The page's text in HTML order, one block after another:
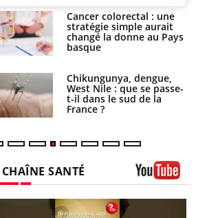
Cancer colorectal : une
stratégie simple aurait
changé la donne au Pays
basque
Chikungunya, dengue,
West Nile : que se passe-
t-il dans le sud de la
France ?
SANTÉ